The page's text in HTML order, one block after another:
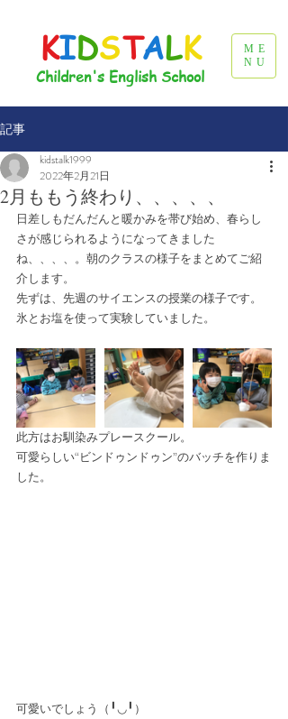
ME
NU
KIDSTALK
Children's English School
記事
2月ももう終わり、、、、、
kidstalk1999
2022年2月21日
日差しもだんだんと暖かみを帯び始め、春らし
さが感じられるようになってきました
ね、、、、。朝のクラスの様子をまとめてご紹
介します。
先ずは、先週のサイエンスの授業の様子です。
氷とお塩を使って実験していました。
此方はお馴染みプレースクール。
可愛らしい“ビンドゥンドゥン”のバッチを作りま
した。
可愛いでしょう（╹◡╹）